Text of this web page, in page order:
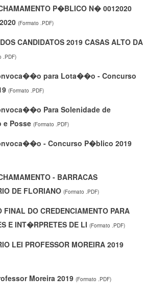
P�BLICO N� 0012020
(Formato .PDF)
CANDIDATOS 2019 CASAS ALTO DA
.PDF)
para Lota��o - Concurso
(Formato .PDF)
Para Solenidade de
Posse (Formato .PDF)
- Concurso P�blico 2019
- BARRACAS
DE FLORIANO (Formato .PDF)
FINAL DO CREDENCIAMENTO PARA
E INT�RPRETES DE LI (Formato .PDF)
LEI PROFESSOR MOREIRA 2019
Moreira 2019 (Formato .PDF)